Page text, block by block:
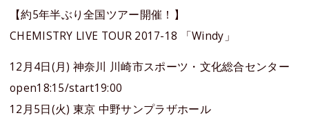
【約5年半ぶり全国ツアー開催！】
CHEMISTRY LIVE TOUR 2017-18 「Windy」
12月4日(月) 神奈川 川崎市スポーツ・文化総合センター
open18:15/start19:00
12月5日(火) 東京 中野サンプラザホール